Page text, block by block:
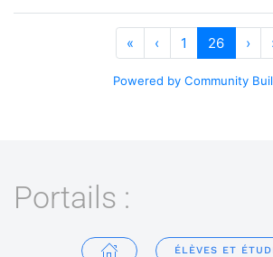
« ‹ 1 26 ›
Powered by Community
Portails :
ÉLÈVES ET